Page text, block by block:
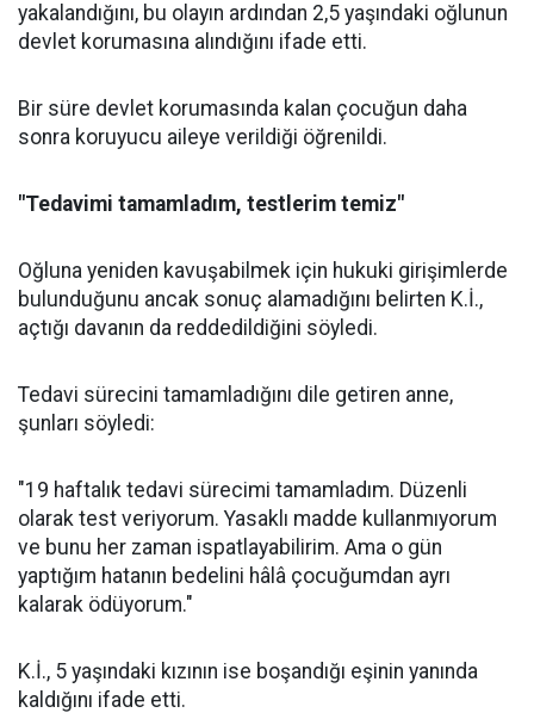
yakalandığını, bu olayın ardından 2,5 yaşındaki oğlunun
devlet korumasına alındığını ifade etti.
Bir süre devlet korumasında kalan çocuğun daha
sonra koruyucu aileye verildiği öğrenildi.
"Tedavimi tamamladım, testlerim temiz"
Oğluna yeniden kavuşabilmek için hukuki girişimlerde
bulunduğunu ancak sonuç alamadığını belirten K.İ.,
açtığı davanın da reddedildiğini söyledi.
Tedavi sürecini tamamladığını dile getiren anne,
şunları söyledi:
"19 haftalık tedavi sürecimi tamamladım. Düzenli
olarak test veriyorum. Yasaklı madde kullanmıyorum
ve bunu her zaman ispatlayabilirim. Ama o gün
yaptığım hatanın bedelini hâlâ çocuğumdan ayrı
kalarak ödüyorum."
K.İ., 5 yaşındaki kızının ise boşandığı eşinin yanında
kaldığını ifade etti.